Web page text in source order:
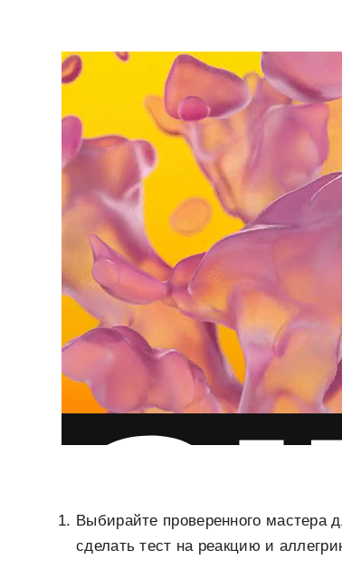
Выбирайте проверенного мастера
сделать тест на реакцию и